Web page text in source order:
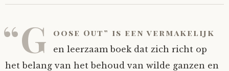
“G oose Out” is een vermakelijk
en leerzaam boek dat zich richt op
het belang van het behoud van wilde ganzen en